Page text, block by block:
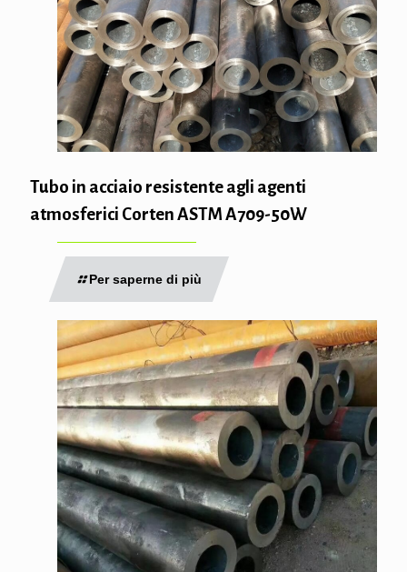
Tubo in acciaio resistente agli agenti
atmosferici Corten ASTM A709-50W
Per saperne di più